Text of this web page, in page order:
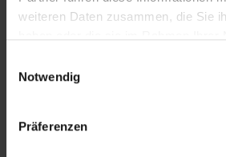
weiteren Daten zusammen, die Sie
Notwendig
Präferenzen